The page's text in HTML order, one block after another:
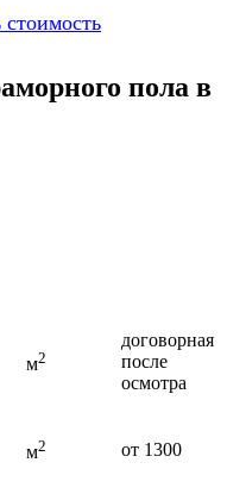
стоимость
пола в
м2
договорная
после
осмотра
м2 от 1300